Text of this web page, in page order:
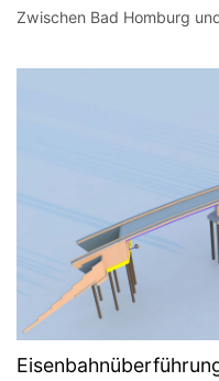
Zwischen Bad Homburg